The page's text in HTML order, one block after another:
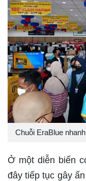
Chuỗi EraBlue
Ở một diễn biến
đây tiếp tục gây